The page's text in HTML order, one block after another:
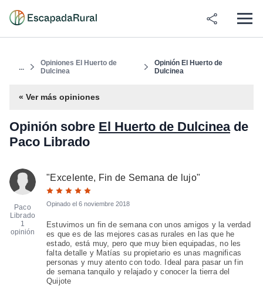
...
Opiniones El Huerto de
Dulcinea
Opinión El Huerto de
Dulcinea
« Ver más opiniones
Opinión sobre El Huerto de Dulcineade
Paco Librado
Paco
Librado
1
opinión
"Excelente, Fin de Semana de lujo"
Opinado el 6 noviembre 2018
Estuvimos un fin de semana con unos amigos y la verdad
es que es de las mejores casas rurales en las que he
estado, está muy, pero que muy bien equipadas, no les
falta detalle y Matías su propietario es unas magnificas
personas y muy atento con todo. Ideal para pasar un fin
de semana tanquilo y relajado y conocer la tierra del
Quijote